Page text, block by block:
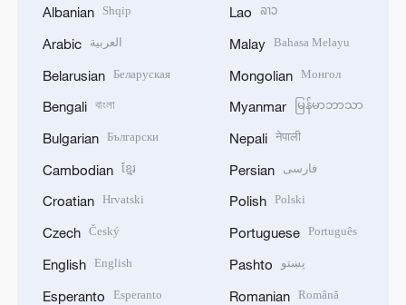
Albanian Shqip
Arabic العربية
Belarusian Беларуская
Bengali বাংলা
Bulgarian Български
Cambodian ខ្មែរ
Croatian Hrvatski
Czech Český
English English
Esperanto Esperanto
Lao ລາວ
Malay Bahasa Melayu
Mongolian Монгол
Myanmar မြန်မာဘာသာ
Nepali नेपाली
Persian فارسی
Polish Polski
Portuguese Português
Pashto پښتو
Romanian Română